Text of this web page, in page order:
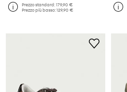
Prezzo standard:179,90 €
Prezzo più basso:129,90 €